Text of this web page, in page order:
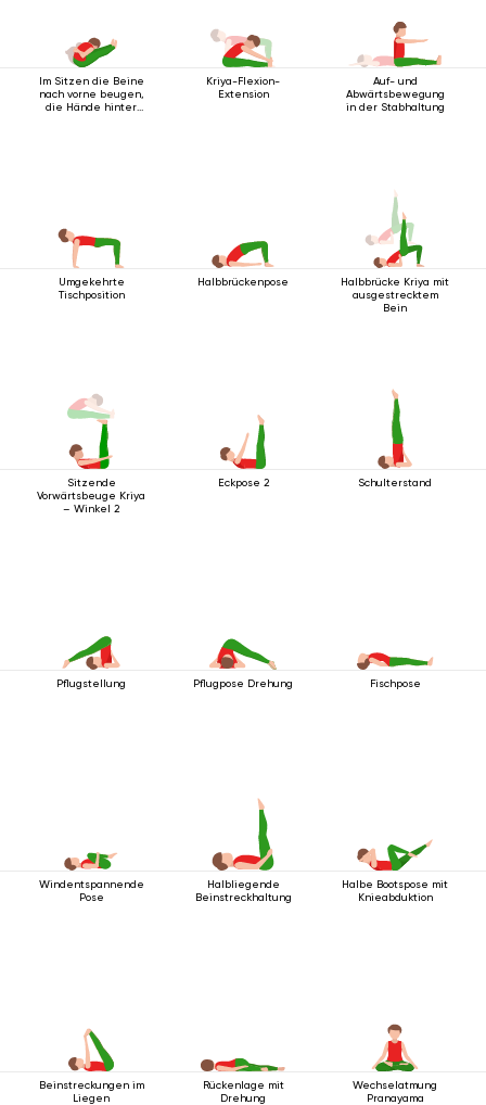
Im Sitzen die Beine
nach vorne beugen,
die Hände hinter
Kriya-Flexion-
Extension
Auf- und
Abwärtsbewegung
in der Stabhaltung
Umgekehrte
Tischposition
Halbbrückenpose
Halbbrücke Kriya mit
ausgestrecktem
Bein
Sitzende
Vorwärtsbeuge Kriya
– Winkel 2
Eckpose 2 Schulterstand
Pflugstellung Pflugpose Drehung Fischpose
Windentspannende
Pose
Halbliegende
Beinstreckhaltung
Halbe Bootspose mit
Knieabduktion
Beinstreckungen im
Liegen
Rückenlage mit
Drehung
Wechselatmung
Pranayama